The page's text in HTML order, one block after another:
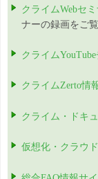
クライムWebセ
ナーの録画をご
クライム
クライムZerto情
クライム・ドキ
仮想化・クラウ